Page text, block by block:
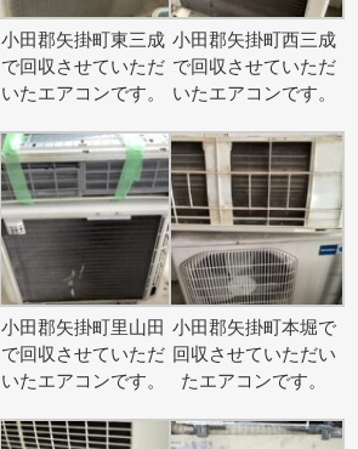
小田郡矢掛町東三成
で回収させていただ
いたエアコンです。
小田郡矢掛町西三成
で回収させていただ
いたエアコンです。
小田郡矢掛町里山田
で回収させていただ
いたエアコンです。
小田郡矢掛町本堀で
回収させていただい
たエアコンです。